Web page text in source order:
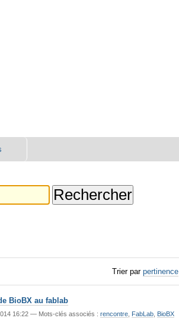
Trier par pertinence
BioBX au fablab
16:22 — Mots-clés associés : rencontre, FabLab, BioBX